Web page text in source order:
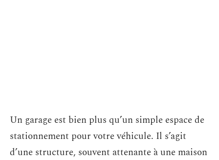
Un garage est bien plus qu’un simple espace de
stationnement pour votre véhicule. Il s’agit
d’une structure, souvent attenante à une maison